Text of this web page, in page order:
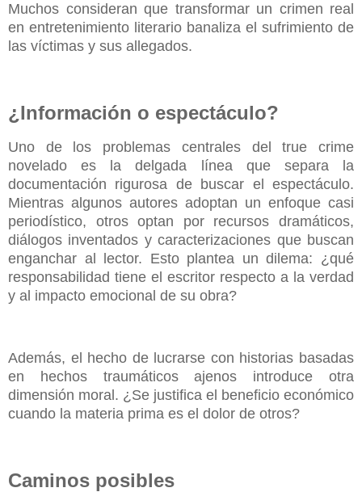
Muchos consideran que transformar un crimen real
en entretenimiento literario banaliza el sufrimiento de
las víctimas y sus allegados.
¿Información o espectáculo?
Uno de los problemas centrales del true crime
novelado es la delgada línea que separa la
documentación rigurosa de buscar el espectáculo.
Mientras algunos autores adoptan un enfoque casi
periodístico, otros optan por recursos dramáticos,
diálogos inventados y caracterizaciones que buscan
enganchar al lector. Esto plantea un dilema: ¿qué
responsabilidad tiene el escritor respecto a la verdad
y al impacto emocional de su obra?
Además, el hecho de lucrarse con historias basadas
en hechos traumáticos ajenos introduce otra
dimensión moral. ¿Se justifica el beneficio económico
cuando la materia prima es el dolor de otros?
Caminos posibles